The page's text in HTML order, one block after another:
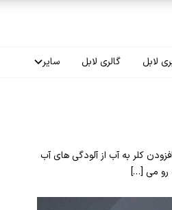
لابل گالری لابل سایر
فرصت‌های شغلی
کلر به آب از آلودگی های آب
رو می […]